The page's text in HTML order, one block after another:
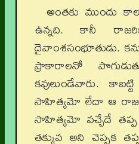
అంతకు ముందు
ఉన్నది. కానీ
దైవాంశసంభూతుడు.
ప్రాకారాలనో
కవులుండేవారు.
సాహిత్యమో లేదా ఆ
సాహిత్యమో వచ్చేదే
తక్కువ అని చెప్పక